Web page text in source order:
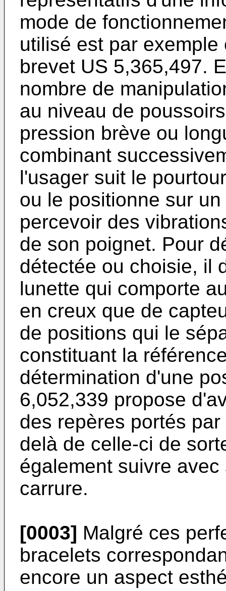
mode de
utilisé est par
brevet US 5,365,497.
nombre de
au niveau de
pression brève ou
combinant
l'usager suit le
ou le positionne sur
percevoir des
de son poignet. Pour
détectée ou choisie, il
lunette qui comporte
en creux que de
de positions qui le
constituant la
détermination d'une
6,052,339 propose
des repères portés
delà de celle-ci de
également suivre
carrure.
[0003] Malgré ces
bracelets
encore un aspect